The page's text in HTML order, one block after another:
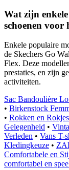
Wat zijn
schoenen voor
Enkele populaire
de Skechers Go
Flex. Deze
prestaties, en zijn
activiteiten.
Sac Bandoulière
• Birkenstock
• Rokken en
Gelegenheid •
Verleden • Vans T-
Kledingkeuze •
Comfortabele en
comfortabel en